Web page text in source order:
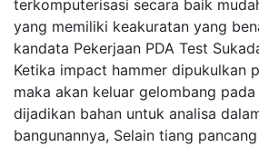
terkomputerisasi secara baik
yang memiliki keakuratan yang
kandata Pekerjaan PDA Test
Ketika impact hammer dipukulkan
maka akan keluar gelombang
dijadikan bahan untuk analisa
bangunannya, Selain tiang